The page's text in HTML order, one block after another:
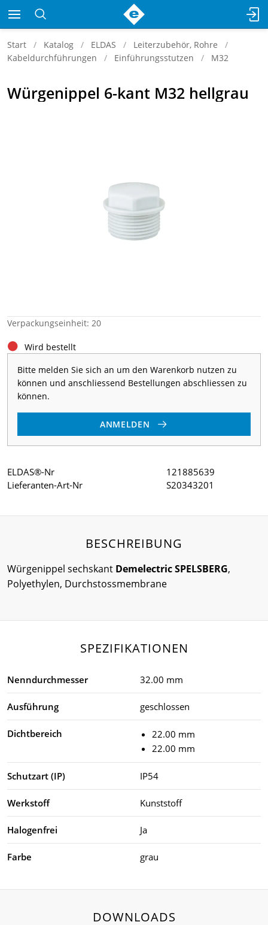
Start Katalog ELDAS
Leiterzubehör, Rohre
Kabeldurchführungen
Einführungsstutzen M32
Würgenippel 6-kant M32 hellgrau
Verpackungseinheit: 20
Wird bestellt
Bitte melden Sie sich an um den Warenkorb nutzen zu
können und anschliessend Bestellungen abschliessen zu
können.
ANMELDEN
ELDAS®-Nr
121885639
Lieferanten-Art-Nr
S20343201
BESCHREIBUNG
Würgenippel sechskant Demelectric SPELSBERG,
Polyethylen, Durchstossmembrane
SPEZIFIKATIONEN
Nenndurchmesser 32.00 mm
Ausführung geschlossen
Dichtbereich
22.00 mm
22.00 mm
Schutzart (IP) IP54
Werkstoff Kunststoff
Halogenfrei Ja
Farbe grau
DOWNLOADS